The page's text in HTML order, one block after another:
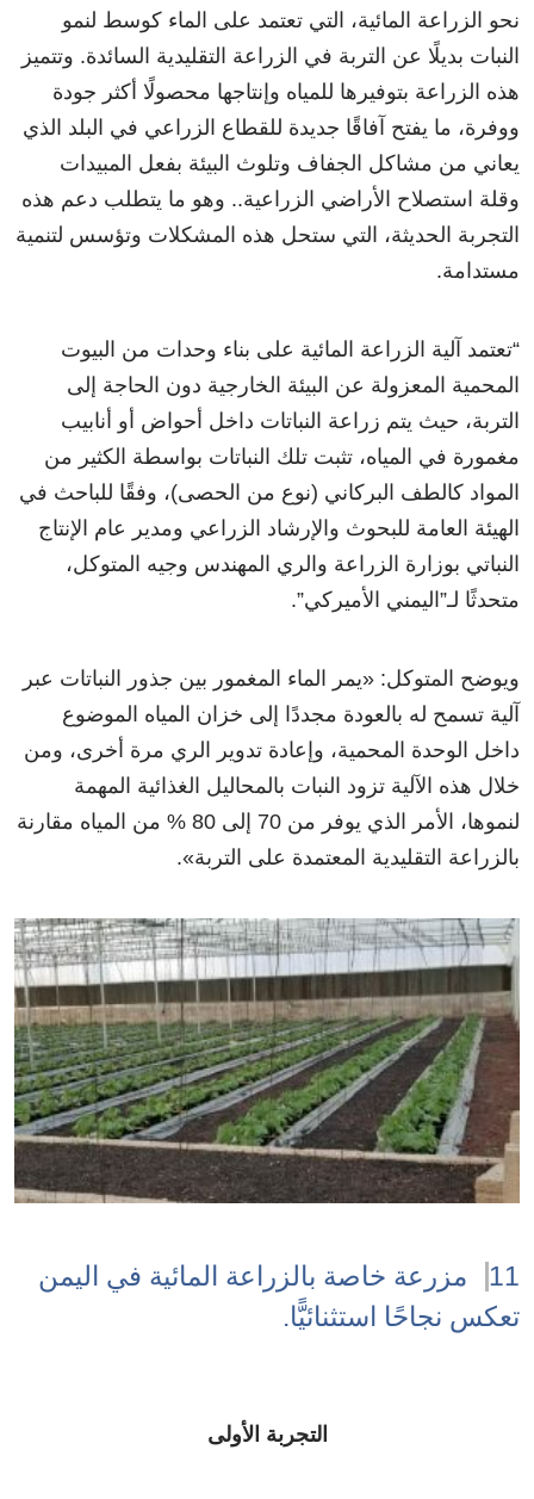
نحو الزراعة المائية، التي تعتمد على الماء كوسط لنمو
النبات بديلًا عن التربة في الزراعة التقليدية السائدة. وتتميز
هذه الزراعة بتوفيرها للمياه وإنتاجها محصولًا أكثر جودة
ووفرة، ما يفتح آفاقًا جديدة للقطاع الزراعي في البلد الذي
يعاني من مشاكل الجفاف وتلوث البيئة بفعل المبيدات
وقلة استصلاح الأراضي الزراعية.. وهو ما يتطلب دعم هذه
التجربة الحديثة، التي ستحل هذه المشكلات وتؤسس لتنمية
مستدامة.
“تعتمد آلية الزراعة المائية على بناء وحدات من البيوت
المحمية المعزولة عن البيئة الخارجية دون الحاجة إلى
التربة، حيث يتم زراعة النباتات داخل أحواض أو أنابيب
مغمورة في المياه، تثبت تلك النباتات بواسطة الكثير من
المواد كالطف البركاني (نوع من الحصى)، وفقًا للباحث في
الهيئة العامة للبحوث والإرشاد الزراعي ومدير عام الإنتاج
النباتي بوزارة الزراعة والري المهندس وجيه المتوكل،
متحدثًا لـ”اليمني الأميركي”.
ويوضح المتوكل: «يمر الماء المغمور بين جذور النباتات عبر
آلية تسمح له بالعودة مجددًا إلى خزان المياه الموضوع
داخل الوحدة المحمية، وإعادة تدوير الري مرة أخرى، ومن
خلال هذه الآلية تزود النبات بالمحاليل الغذائية المهمة
لنموها، الأمر الذي يوفر من 70 إلى 80 % من المياه مقارنة
بالزراعة التقليدية المعتمدة على التربة».
11 مزرعة خاصة بالزراعة المائية في اليمن
تعكس نجاحًا استثنائيًّا.
التجربة الأولى